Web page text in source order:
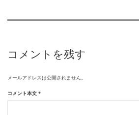
コメントを残す
メールアドレスは公開されません。
コメント本文 *